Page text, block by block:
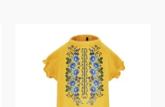
цін:
від
₴296
до
₴384
товар
має
кілька
варіантів.